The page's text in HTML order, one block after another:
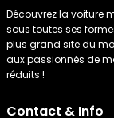
Découvrez la voiture
sous toutes ses
plus grand site du
aux passionnés de
réduits !
Contact & Info